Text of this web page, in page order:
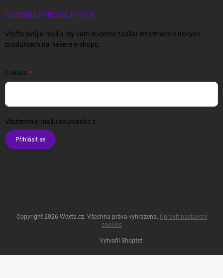
ODEBÍRAT NEWSLETTER
Vložte svůj e-mail a my vám budeme zasílat informace o nových
produktech na našem e-shopu.
E-MAIL
Vložením e-mailu souhlasíte s
Přihlásit se
Vytvořil Shoptet
Copyright 2026 Wexta.cz. Všechna práva vyhrazena. Upravit nastavení
cookies